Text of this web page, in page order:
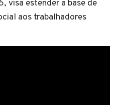
visa estender a base de
aos trabalhadores